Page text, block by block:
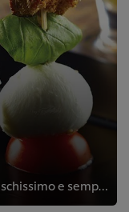
La caprese è un piatto tradizionale, freschissimo e semplicissimo da realizzare. Aggiungete dei pezzetti di verdure gratinate ...